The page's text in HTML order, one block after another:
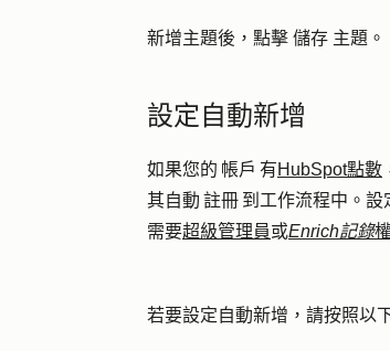
新增主題後，點擊 儲存 主題 。
設定自動新增
如果您的 帳戶 有HubSpot點數
其自動 註冊 到工作流程中。 設
需要超級管理員或Enrich記錄
若要設定自動新增，請按照以